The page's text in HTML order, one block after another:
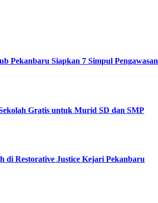
Pekanbaru Siapkan 7 Simpul Pengawasan
Gratis untuk Murid SD dan SMP
di Restorative Justice Kejari Pekanbaru